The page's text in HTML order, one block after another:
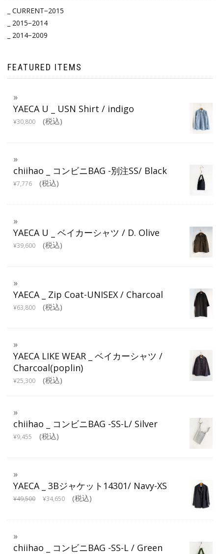
_ CURRENT−2015
_ 2015−2014
_ 2014−2009
FEATURED ITEMS
YAECA U _ USN Shirt / indigo
¥30,800 (税込)
chiihao _ コンビニBAG -別注SS/ Black
¥7,776 (税込)
YAECA U _ ベイカーシャツ / D. Olive
¥39,600 (税込)
YAECA _ Zip Coat-UNISEX / Charcoal
¥63,800 (税込)
YAECA LIKE WEAR _ ベイカーシャツ /
Charcoal(poplin)
¥25,300 (税込)
chiihao _ コンビニBAG -SS-L/ Silver
¥9,455 (税込)
YAECA _ 3Bジャケット14301/ Navy-XS
¥49,500 ¥34,650 (税込)
chiihao _ コンビニBAG -SS-L / Green